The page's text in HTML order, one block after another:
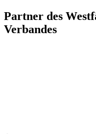
Partner des
Verbandes